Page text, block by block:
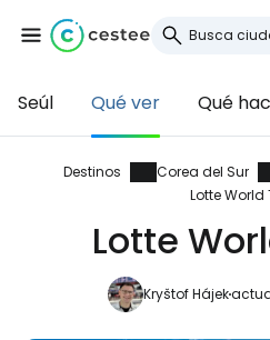
Seúl Qué ver Qué
Destinos Corea del Sur
Lotte World
Lotte
Kryštof Hájek
Iniciar
Cestee
... la comunidad mundial
Continuar